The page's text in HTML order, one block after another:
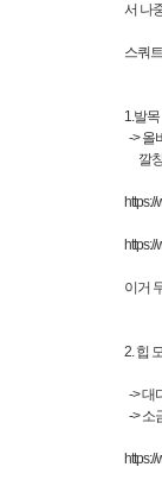
서 나
스쿼
1.발
-> 올
깔창
이거
2. 힙
-> 대
-> 소